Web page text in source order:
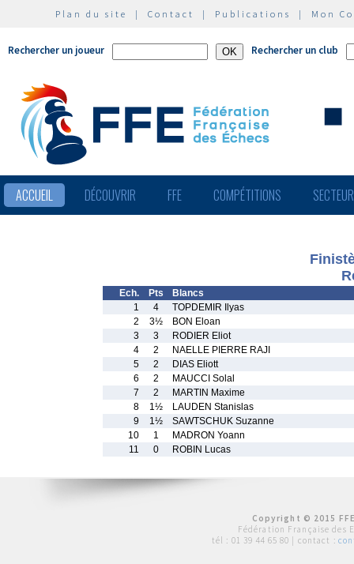
Plan du site | Contact | Publications | Mon
Rechercher un joueur Rechercher un club
ACCUEIL DÉCOUVRIR FFE COMPÉTITIONS
Ech. Pts
Blancs
1
4
TOPDEMIR Ilyas
2
3½
BON Eloan
3
3
RODIER Eliot
4
2
NAELLE PIERRE RAJI
5
2
DIAS Eliott
6
2
MAUCCI Solal
7
2
MARTIN Maxime
8
1½
LAUDEN Stanislas
9
1½
SAWTSCHUK Suzanne
10
1
MADRON Yoann
11
0 ROBIN Lucas
Copyright © 2015
Fédération Française des
tél : 01 39 44 65 80 | contact :